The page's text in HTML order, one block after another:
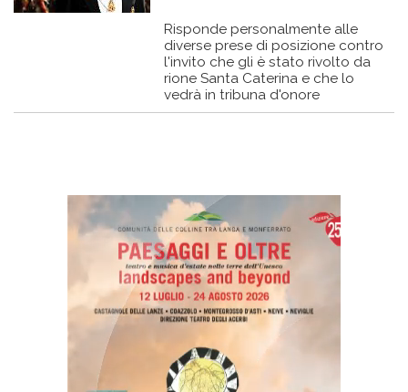
Risponde personalmente alle
diverse prese di posizione contro
l'invito che gli è stato rivolto da
rione Santa Caterina e che lo
vedrà in tribuna d'onore